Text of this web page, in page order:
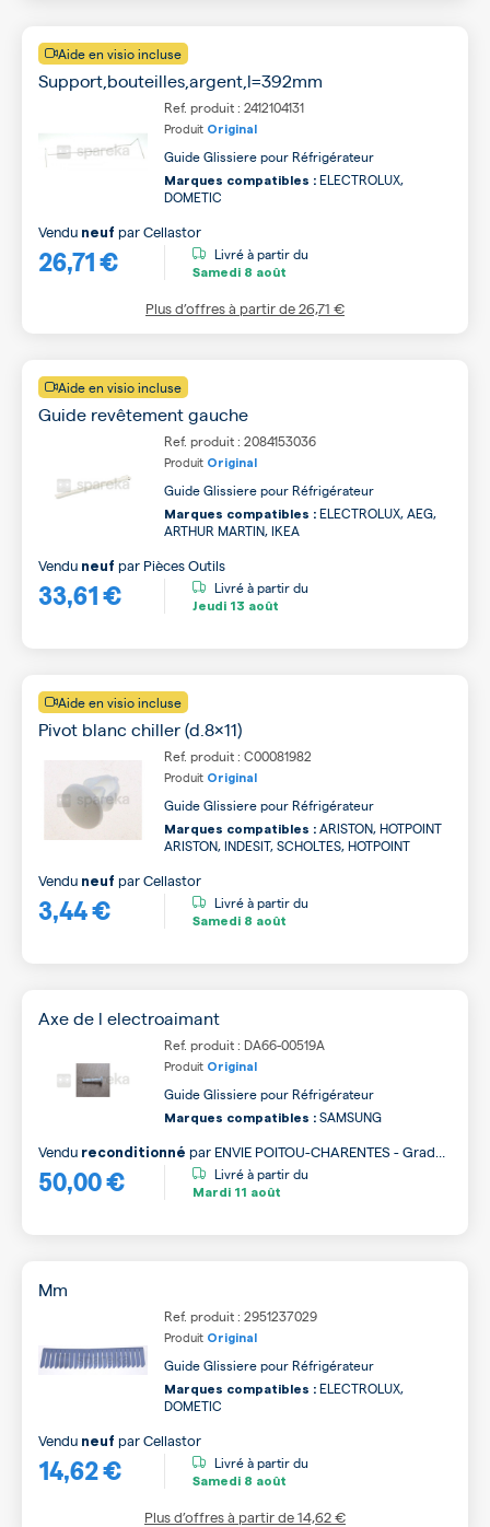
Aide en visio incluse
Support,bouteilles,argent,l=392mm
Ref. produit : 2412104131
Produit Original
Guide Glissiere pour Réfrigérateur
Marques compatibles : ELECTROLUX,
DOMETIC
26,71 €
Vendu neuf parCellastor
Livré à partir du
Samedi 8 août
Plus d’offres à partir de26,71 €
Aide en visio incluse
Guide revêtement gauche
Ref. produit : 2084153036
Produit Original
Guide Glissiere pour Réfrigérateur
Marques compatibles : ELECTROLUX, AEG,
ARTHUR MARTIN, IKEA
33,61 €
Vendu neuf par Pièces Outils
Livré à partir du
Jeudi 13 août
Aide en visio incluse
Pivot blanc chiller (d.8x11)
Ref. produit : C00081982
Produit Original
Guide Glissiere pour Réfrigérateur
Marques compatibles : ARISTON, HOTPOINT
ARISTON, INDESIT, SCHOLTES, HOTPOINT
3,44 €
Vendu neuf parCellastor
Livré à partir du
Samedi 8 août
Axe de l electroaimant
Ref. produit : DA66-00519A
Produit Original
Guide Glissiere pour Réfrigérateur
Marques compatibles : SAMSUNG
50,00 €
Vendu reconditionné par ENVIE POITOU-CHARENTES - Grade
A
Livré à partir du
Mardi 11 août
Mm
Ref. produit : 2951237029
Produit Original
Guide Glissiere pour Réfrigérateur
Marques compatibles : ELECTROLUX,
DOMETIC
14,62 €
Vendu neuf parCellastor
Livré à partir du
Samedi 8 août
Plus d’offres à partir de14,62 €